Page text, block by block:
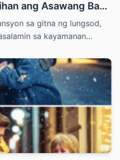
ang Asawang Bago
Tubig sa
— Ang Ginawa Niyang
sa gitna ng lungsod,
sa kayamanan…